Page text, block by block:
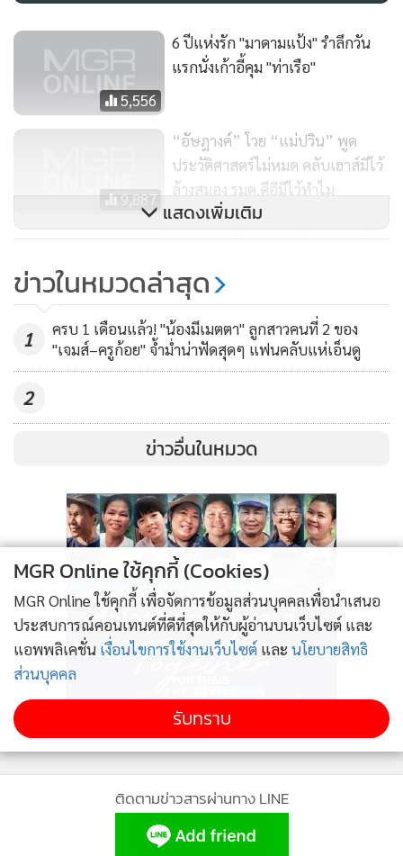
5,556
6 ปีแห่งรัก "มาดามแป้ง" รำลึกวัน
แรกนั่งเก้าอี้คุม "ท่าเรือ"
9,887
“อัษฎางค์” โวย “แม่ปวิน” พูด
ประวัติศาสตร์ไม่หมด คลับเฮาส์มีไว้
ล้างสมอง รมต.ดีอีมีไว้ทำไม
612
“มาดามแป้ง” ลุยภารกิจอาสากล้า
วิด-19 ของประเทศ
แสดงเพิ่มเติม
ข่าวในหมวดล่าสุด
1
ครบ 1 เดือนแล้ว! "น้องมีเมตตา" ลูกสาวคนที่ 2 ของ
"เจมส์–ครูก้อย" จ้ำม่ำน่าฟัดสุดๆ แฟนคลับแห่เอ็นดู
2
ข่าวอื่นในหมวด
ติดตามข่าวสารผ่านทาง LINE
MGR Online ใช้คุกกี้ (Cookies)
MGR Online ใช้คุกกี้ เพื่อจัดการข้อมูลส่วนบุคคลเพื่อนำเสนอ
ประสบการณ์คอนเทนต์ที่ดีที่สุดให้กับผู้อ่านบนเว็บไซต์ และ
แอพพลิเคชั่น เงื่อนไขการใช้งานเว็บไซต์ และ นโยบายสิทธิ
ส่วนบุคคล
รับทราบ